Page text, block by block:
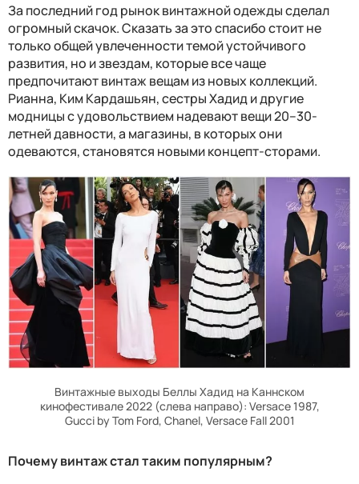
За последний год рынок винтажной одежды сделал
огромный скачок. Сказать за это спасибо стоит не
только общей увлеченности темой устойчивого
развития, но и звездам, которые все чаще
предпочитают винтаж вещам из новых коллекций.
Рианна, Ким Кардашьян, сестры Хадид и другие
модницы с удовольствием надевают вещи 20–30-
летней давности, а магазины, в которых они
одеваются, становятся новыми концепт-сторами.
Винтажные выходы Беллы Хадид на Каннском
кинофестивале 2022 (слева направо): Versace 1987,
Gucci by Tom Ford, Chanel, Versace Fall 2001
Почему винтаж стал таким популярным?